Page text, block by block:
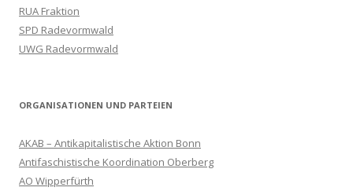
RUA Fraktion
SPD Radevormwald
UWG Radevormwald
ORGANISATIONEN UND PARTEIEN
AKAB – Antikapitalistische Aktion Bonn
Antifaschistische Koordination Oberberg
AO Wipperfürth